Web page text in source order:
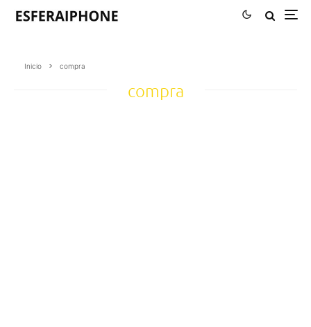
Inicio compra
compra